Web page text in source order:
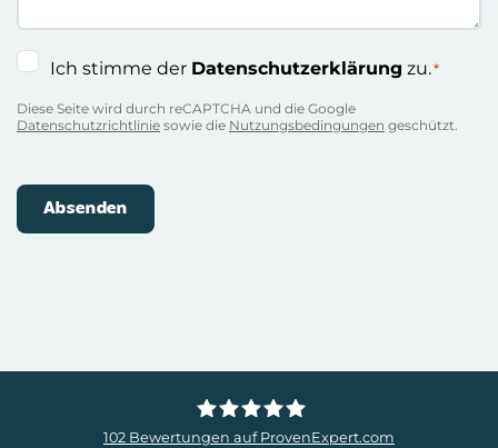
Einwilligung
Ich stimme der Datenschutzerklärung zu.*
Diese Seite wird durch reCAPTCHA und die Google
Datenschutzrichtlinie sowie die Nutzungsbedingungen geschützt.
102 Bewertungen auf ProvenExpert.com